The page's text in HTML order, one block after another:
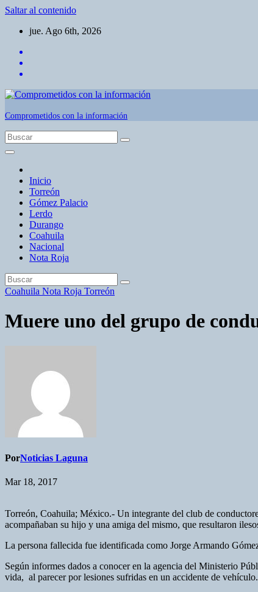
Saltar al contenido
jue. Ago 6th, 2026
Comprometidos con la información
Inicio
Torreón
Gómez Palacio
Lerdo
Durango
Coahuila
Nacional
Nota Roja
Coahuila Nota Roja Torreón
Muere uno del grupo de
PorNoticias Laguna
Mar 18, 2017
Torreón, Coahuila; México.- Un integrante del club de
acompañaban su hijo y una amiga del mismo, que resultaron
La persona fallecida fue identificada como Jorge Armando
Según informes dados a conocer en la agencia del Ministerio
vida, al parecer por lesiones sufridas en un accidente de vehículo.